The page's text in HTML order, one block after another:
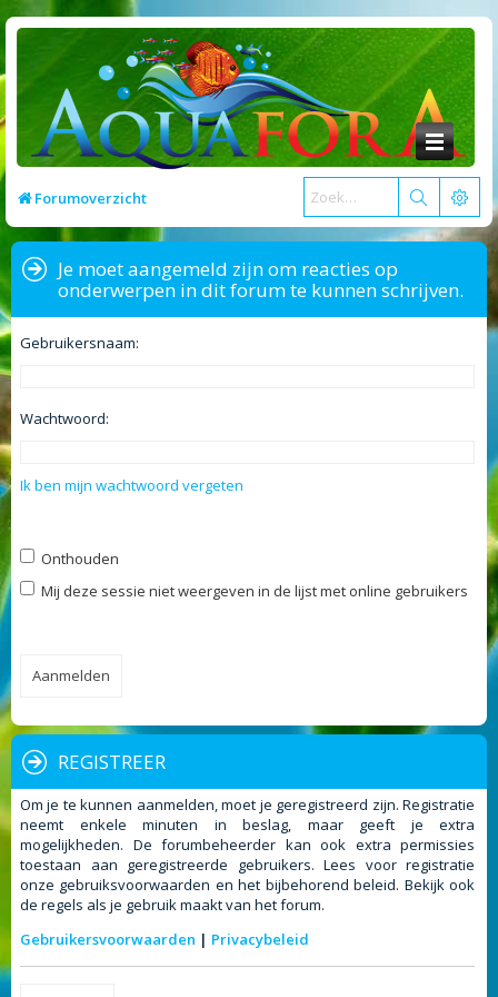
Forumoverzicht
Je moet aangemeld zijn om reacties op
onderwerpen in dit forum te kunnen schrijven.
Gebruikersnaam:
Wachtwoord:
Ik ben mijn wachtwoord vergeten
Onthouden
Mij deze sessie niet weergeven in de lijst met online gebruikers
REGISTREER
Om je te kunnen aanmelden, moet je geregistreerd zijn. Registratie
neemt enkele minuten in beslag, maar geeft je extra
mogelijkheden. De forumbeheerder kan ook extra permissies
toestaan aan geregistreerde gebruikers. Lees voor registratie
onze gebruiksvoorwaarden en het bijbehorend beleid. Bekijk ook
de regels als je gebruik maakt van het forum.
Gebruikersvoorwaarden | Privacybeleid